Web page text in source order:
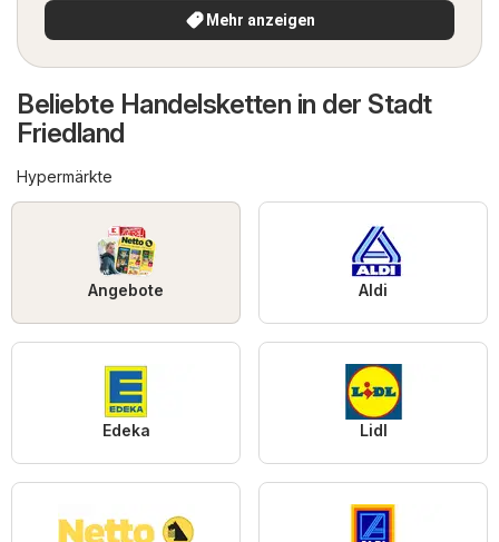
Mehr anzeigen
Beliebte Handelsketten in der Stadt
Friedland
Hypermärkte
Angebote Aldi
Edeka Lidl